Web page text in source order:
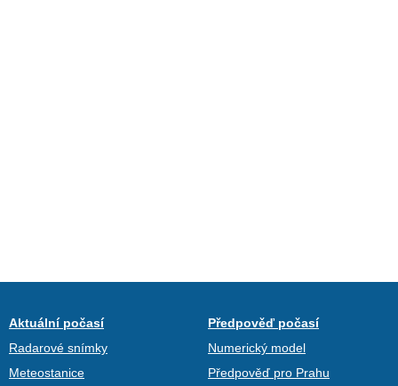
Aktuální počasí
Radarové snímky
Meteostanice
Předpověď počasí
Numerický model
Předpověď pro Prahu